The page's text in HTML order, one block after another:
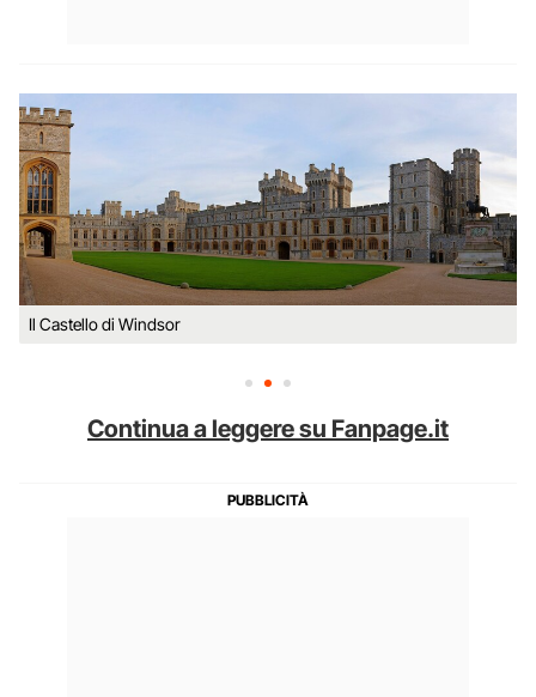
Il Castello di Windsor
Continua a leggere su Fanpage.it